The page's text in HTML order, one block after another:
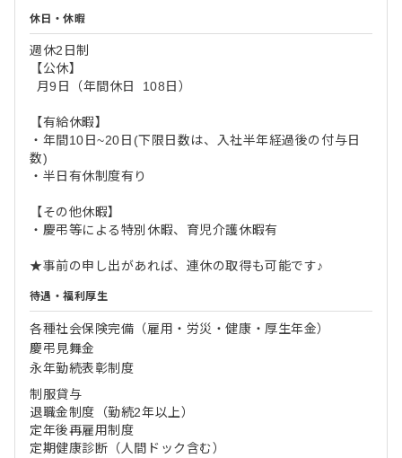
休日・休暇
週休2日制
【公休】
月9日（年間休日 108日）
【有給休暇】
・年間10日~20日(下限日数は、入社半年経過後の付与日
数)
・半日有休制度有り
【その他休暇】
・慶弔等による特別休暇、育児介護休暇有
★事前の申し出があれば、連休の取得も可能です♪
待遇・福利厚生
各種社会保険完備（雇用・労災・健康・厚生年金）
慶弔見舞金
永年勤続表彰制度
制服貸与
退職金制度（勤続2年以上）
定年後再雇用制度
定期健康診断（人間ドック含む）